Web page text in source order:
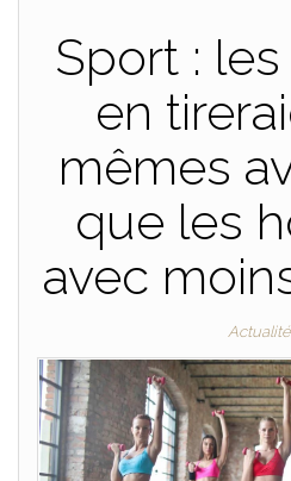
Sport :
en
mêmes
que les
avec